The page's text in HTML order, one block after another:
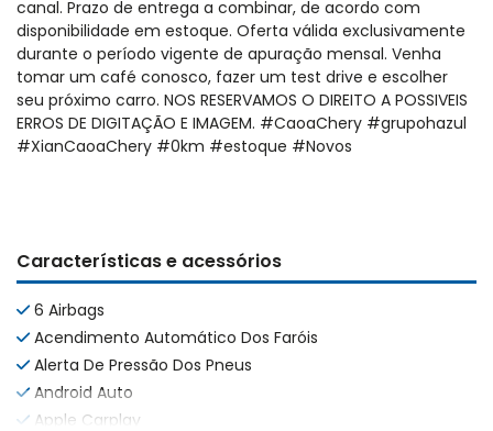
canal. Prazo de entrega a combinar, de acordo com
disponibilidade em estoque. Oferta válida exclusivamente
durante o período vigente de apuração mensal. Venha
tomar um café conosco, fazer um test drive e escolher
seu próximo carro. NOS RESERVAMOS O DIREITO A POSSIVEIS
ERROS DE DIGITAÇÃO E IMAGEM. #CaoaChery #grupohazul
#XianCaoaChery #0km #estoque #Novos
Características e acessórios
6 Airbags
Acendimento Automático Dos Faróis
Alerta De Pressão Dos Pneus
Android Auto
Apple Carplay